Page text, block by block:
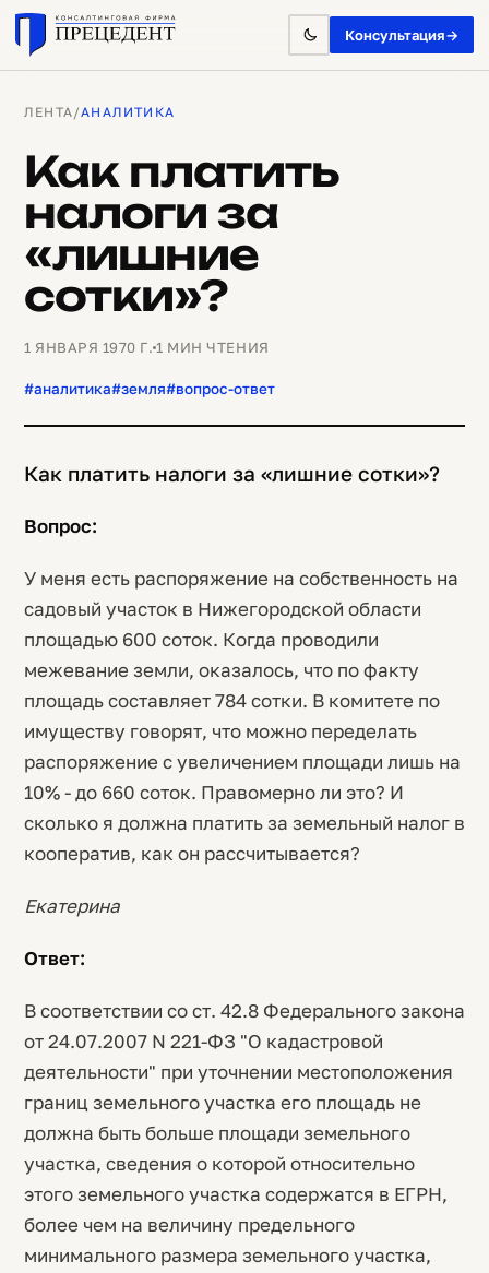
Консультация→
ЛЕНТА/АНАЛИТИКА
Как платить
налоги за
«лишние
сотки»?
1 ЯНВАРЯ 1970 Г.1 МИН ЧТЕНИЯ
#аналитика#земля#вопрос-ответ
Как платить налоги за «лишние сотки»?
Вопрос:
У меня есть распоряжение на собственность на
садовый участок в Нижегородской области
площадью 600 соток. Когда проводили
межевание земли, оказалось, что по факту
площадь составляет 784 сотки. В комитете по
имуществу говорят, что можно переделать
распоряжение с увеличением площади лишь на
10% - до 660 соток. Правомерно ли это? И
сколько я должна платить за земельный налог в
кооператив, как он рассчитывается?
Екатерина
Ответ:
В соответствии со ст. 42.8 Федерального закона
от 24.07.2007 N 221-ФЗ "О кадастровой
деятельности" при уточнении местоположения
границ земельного участка его площадь не
должна быть больше площади земельного
участка, сведения о которой относительно
этого земельного участка содержатся в ЕГРН,
более чем на величину предельного
минимального размера земельного участка,